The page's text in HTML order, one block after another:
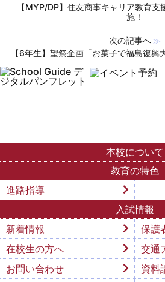
【MYP/DP】住友商事キャリア教育
施！
次の記事へ ≫
【6年生】望祭企画「お菓子で福島復
本校について
教育の特色
進路指導
入試情報
新着情報
保護
在校生の方へ
交通
お問い合わせ
資料